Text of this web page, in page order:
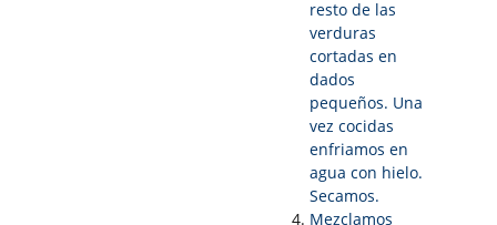
resto de las
verduras
cortadas en
dados
pequeños. Una
vez cocidas
enfriamos en
agua con hielo.
Secamos.
Mezclamos